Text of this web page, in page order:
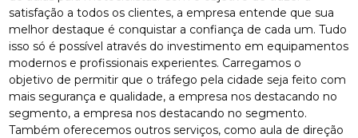
satisfação a todos os clientes, a empresa entende que sua
melhor destaque é conquistar a confiança de cada um. Tudo
isso só é possível através do investimento em equipamentos
modernos e profissionais experientes. Carregamos o
objetivo de permitir que o tráfego pela cidade seja feito com
mais segurança e qualidade, a empresa nos destacando no
segmento, a empresa nos destacando no segmento.
Também oferecemos outros serviços, como aula de direção